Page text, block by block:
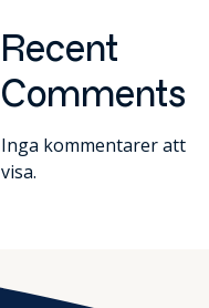
Recent
Comments
Inga kommentarer att
visa.